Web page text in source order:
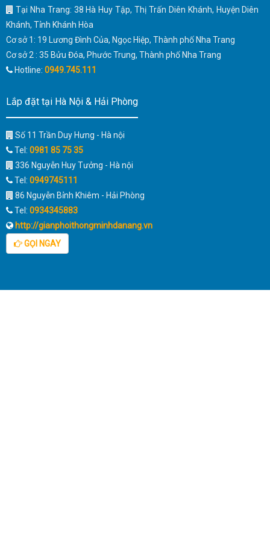
Tại Nha Trang: 38 Hà Huy Tập, Thị Trấn Diên Khánh, Huyện Diên
Khánh, Tỉnh Khánh Hòa
Cơ sở 1: 19 Lương Đình Của, Ngọc Hiệp, Thành phố Nha Trang
Cơ sở 2 : 35 Bửu Đóa, Phước Trung, Thành phố Nha Trang
Hotline: 0949.745.111
Lắp đặt tại Hà Nội & Hải Phòng
Số 11 Trần Duy Hưng - Hà nội
Tel: 0981 85 75 35
336 Nguyễn Huy Tưởng - Hà nội
Tel: 0949745111
86 Nguyễn Bỉnh Khiêm - Hải Phòng
Tel: 0934345883
http://gianphoithongminhdanang.vn
GỌI NGAY